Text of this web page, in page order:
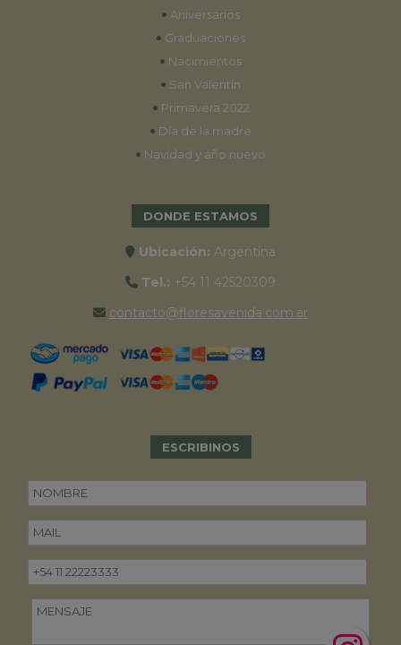
• Aniversarios
• Graduaciones
• Nacimientos
• San Valentín
• Primavera 2022
• Día de la madre
• Navidad y año nuevo
DONDE ESTAMOS
Ubicación: Argentina
Tel.: +54 11 42520309
contacto@floresavenida.com.ar
ESCRIBINOS